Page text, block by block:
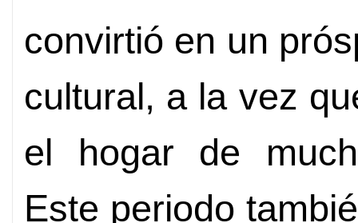
convirtió en un
cultural, a la vez
el hogar de
Este periodo